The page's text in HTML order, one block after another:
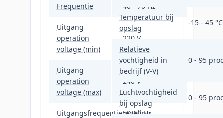
Frequentie 40 - 70 Hz
Uitgang
operation
voltage (min)
220 V
Uitgang
operation
voltage (max)
240 V
Uitgangsfrequentieregeling
50/60 Hz
Temperatuur bij
opslag
-15 - 45 °C
Relatieve
vochtigheid in
bedrijf (V-V)
0 - 95
Luchtvochtigheid
bij opslag
0 - 95